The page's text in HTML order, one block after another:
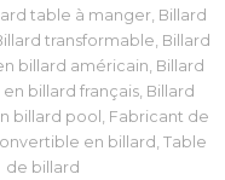
table à manger Billard
transformable Billard
billard américain Billard
billard français Billard
billard pool Fabricant de
en billard Table
de billard